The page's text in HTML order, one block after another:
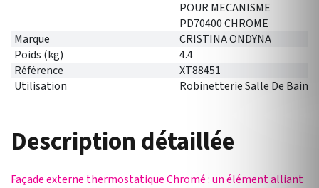
POUR MECANISME
PD70400 CHROME
Marque
CRISTINA ONDYNA
Poids (kg)
4.4
Référence
XT88451
Utilisation
Robinetterie Salle De Bain
Description détaillée
Façade externe thermostatique Chromé : un élément alliant